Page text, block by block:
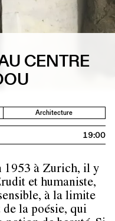
CENTRE
Architecture
19:00
1953 à Zurich, il y
et humaniste,
à la limite
de la poésie, qui